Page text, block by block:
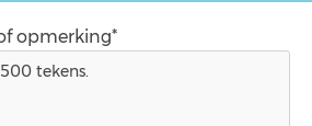
opmerking*